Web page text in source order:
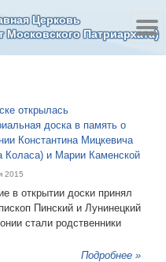
Церковь
Московского Патриархата)
открылась
доска в память о
Константина Мицкевича
Коласа) и Марии Каменской
2015
в открытии доски принял
Пинский и Лунинецкий
стали родственники
Подробнее »